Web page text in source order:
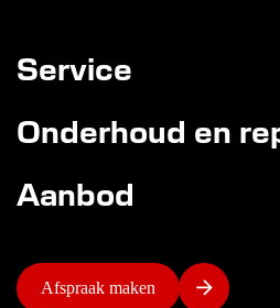
Service
Onderhoud en
Aanbod
Afspraak maken